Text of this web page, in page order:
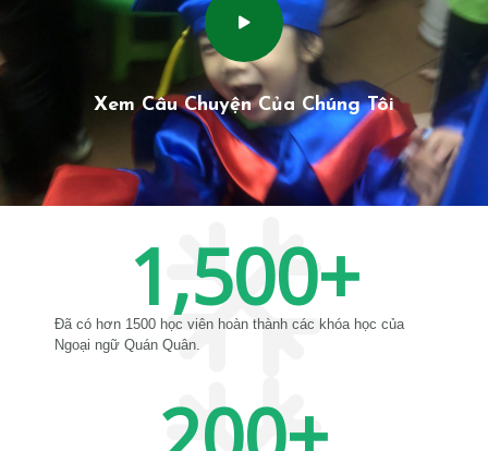
Xem Câu Chuyện Của Chúng Tôi
Đã có hơn 1500 học viên hoàn thành các khóa học của
Ngoại ngữ Quán Quân.
1,500+